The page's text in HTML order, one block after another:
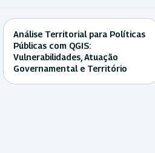
Análise Territorial para Políticas
Públicas com QGIS:
Vulnerabilidades, Atuação
Governamental e Território